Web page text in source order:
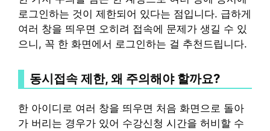
로그인하는 것이 제한되어 있다는 점입니다. 급하게
여러 창을 띄우면 오히려 접속에 문제가 생길 수 있
으니, 꼭 한 화면에서 로그인하는 걸 추천드립니다.
동시접속 제한, 왜 주의해야 할까요?
한 아이디로 여러 창을 띄우면 처음 화면으로 돌아
가 버리는 경우가 있어 수강신청 시간을 허비할 수